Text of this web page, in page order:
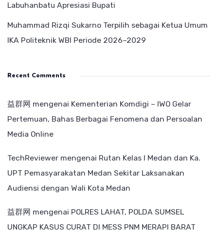
Labuhanbatu Apresiasi Bupati
Muhammad Rizqi Sukarno Terpilih sebagai Ketua Umum
IKA Politeknik WBI Periode 2026–2029
Recent Comments
益群网 mengenai Kementerian Komdigi – IWO Gelar
Pertemuan, Bahas Berbagai Fenomena dan Persoalan
Media Online
TechReviewer mengenai Rutan Kelas I Medan dan Ka.
UPT Pemasyarakatan Medan Sekitar Laksanakan
Audiensi dengan Wali Kota Medan
益群网 mengenai POLRES LAHAT, POLDA SUMSEL
UNGKAP KASUS CURAT DI MESS PNM MERAPI BARAT